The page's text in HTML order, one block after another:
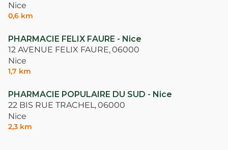
Nice
0,6 km
PHARMACIE FELIX FAURE - Nice
12 AVENUE FELIX FAURE,06000
Nice
1,7 km
PHARMACIE POPULAIRE DU SUD - Nice
22 BIS RUE TRACHEL,06000
Nice
2,3 km